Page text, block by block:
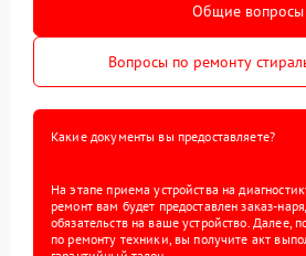
Общие вопросы
Вопросы по ремонту
Какие документы вы предоставляете?
На этапе приема устройства на
ремонт вам будет предоставлен заказ-
обязательств на ваше устройство. Далее,
по ремонту техники, вы получите акт